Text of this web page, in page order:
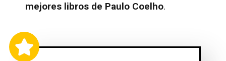
mejores libros de Paulo Coelho.